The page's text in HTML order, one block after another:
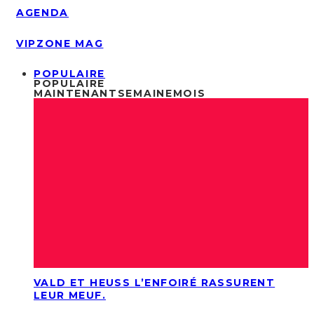
AGENDA
VIPZONE MAG
POPULAIRE
POPULAIRE
MAINTENANT SEMAINEMOIS
VALD ET HEUSS L’ENFOIRÉ RASSURENT
LEUR MEUF.